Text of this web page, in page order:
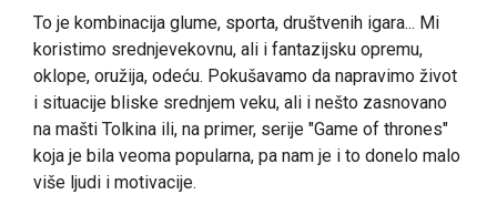
To je kombinacija glume, sporta, društvenih igara... Mi
koristimo srednjevekovnu, ali i fantazijsku opremu,
oklope, oružija, odeću. Pokušavamo da napravimo život
i situacije bliske srednjem veku, ali i nešto zasnovano
na mašti Tolkina ili, na primer, serije "Game of thrones"
koja je bila veoma popularna, pa nam je i to donelo malo
više ljudi i motivacije.